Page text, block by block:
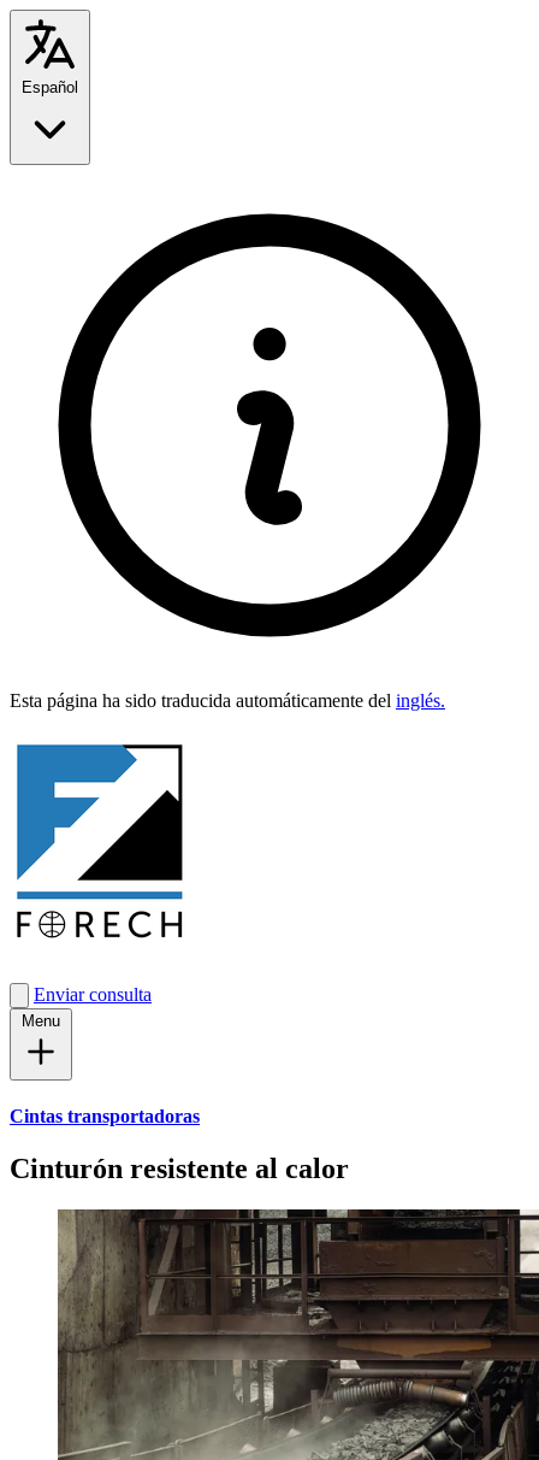
Esta pági­na ha sido tra­duci­da automáti­ca­mente del inglés.
Enviar consulta
Cintas transportadoras
Cinturón resistente al calor